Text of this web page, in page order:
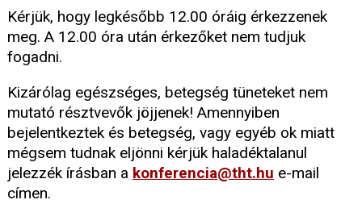
Kérjük, hogy legkésőbb 12.00 óráig érkezzenek
meg. A 12.00 óra után érkezőket nem tudjuk
fogadni.
Kizárólag egészséges, betegség tüneteket nem
mutató résztvevők jöjjenek! Amennyiben
bejelentkeztek és betegség, vagy egyéb ok miatt
mégsem tudnak eljönni kérjük haladéktalanul
jelezzék írásban a konferencia@tht.hu e-mail
címen.